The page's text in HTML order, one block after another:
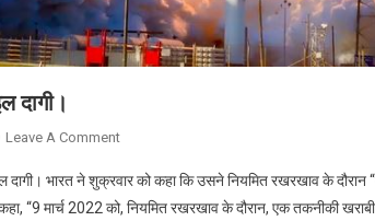
दागी।
Leave A CommentOn
ने
गलती
दागी। भारत ने शुक्रवार को कहा कि उसने नियमित रखरखाव के
“9 मार्च 2022 को, नियमित रखरखाव के दौरान, एक तकनीकी